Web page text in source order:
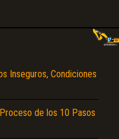
Inseguros, Condiciones
de los 10 Pasos